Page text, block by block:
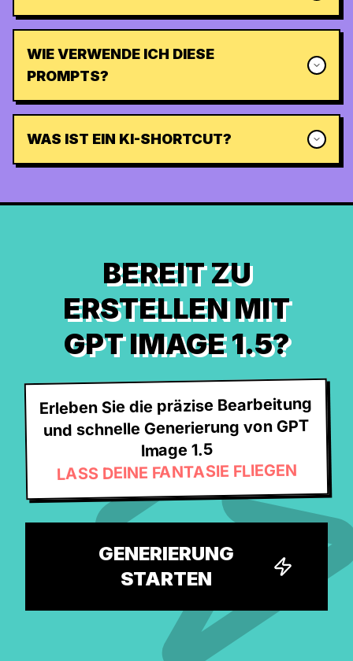
WIE VERWENDE ICH DIESE
PROMPTS?
WAS IST EIN KI-SHORTCUT?
BEREIT ZU
ERSTELLEN MIT
GPT IMAGE 1.5?
Erleben Sie die präzise Bearbeitung
und schnelle Generierung von GPT
Image 1.5
LASS DEINE FANTASIE FLIEGEN
GENERIERUNG
STARTEN